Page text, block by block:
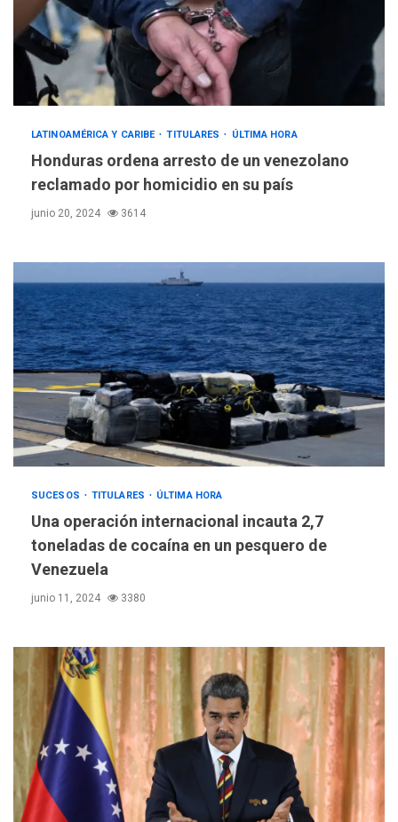
LATINOAMÉRICA Y CARIBE TITULARES ÚLTIMA HORA
Honduras ordena arresto de un venezolano
reclamado por homicidio en su país
junio 20, 2024 3614
SUCESOS TITULARES ÚLTIMA HORA
Una operación internacional incauta 2,7
toneladas de cocaína en un pesquero de
Venezuela
junio 11, 2024 3380